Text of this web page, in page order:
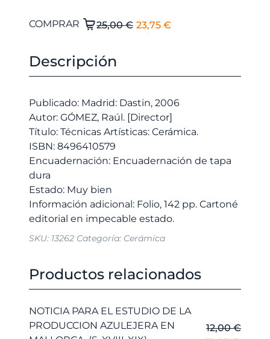
25,00€ El
era:
23,75 €
es:
Técnicas
cantidad
COMPRAR
Descripción
Publicado: Madrid: Dastin, 2006
Autor: GÓMEZ, Raúl. [Director]
Título: Técnicas Artísticas: Cerámica.
ISBN: 8496410579
Encuadernación: Encuadernación de tapa
dura
Estado: Muy bien
Información adicional: Folio, 142 pp. Cartoné
SKU: 13262 Categoría: Cerámica
Productos relacionados
NOTICIA PARA EL ESTUDIO DE LA
PRODUCCION AZULEJERA EN
12,00€